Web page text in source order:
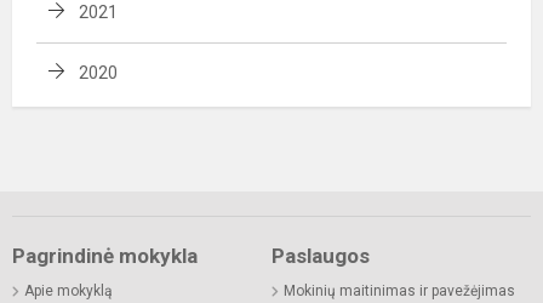
2021
2020
Pagrindinė mokykla
Apie mokyklą
Paslaugos
Mokinių maitinimas ir pavežėjimas